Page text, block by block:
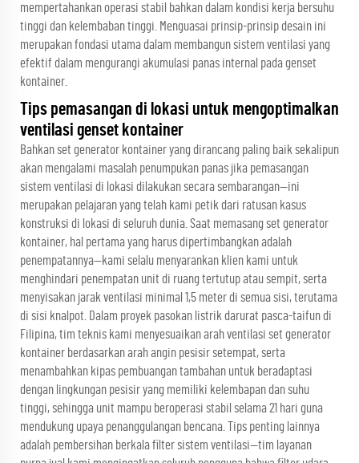
mempertahankan operasi stabil bahkan dalam kondisi kerja bersuhu
tinggi dan kelembaban tinggi. Menguasai prinsip-prinsip desain ini
merupakan fondasi utama dalam membangun sistem ventilasi yang
efektif dalam mengurangi akumulasi panas internal pada genset
kontainer.
Tips pemasangan di lokasi untuk mengoptimalkan
ventilasi genset kontainer
Bahkan set generator kontainer yang dirancang paling baik sekalipun
akan mengalami masalah penumpukan panas jika pemasangan
sistem ventilasi di lokasi dilakukan secara sembarangan—ini
merupakan pelajaran yang telah kami petik dari ratusan kasus
konstruksi di lokasi di seluruh dunia. Saat memasang set generator
kontainer, hal pertama yang harus dipertimbangkan adalah
penempatannya—kami selalu menyarankan klien kami untuk
menghindari penempatan unit di ruang tertutup atau sempit, serta
menyisakan jarak ventilasi minimal 1,5 meter di semua sisi, terutama
di sisi knalpot. Dalam proyek pasokan listrik darurat pasca-taifun di
Filipina, tim teknis kami menyesuaikan arah ventilasi set generator
kontainer berdasarkan arah angin pesisir setempat, serta
menambahkan kipas pembuangan tambahan untuk beradaptasi
dengan lingkungan pesisir yang memiliki kelembapan dan suhu
tinggi, sehingga unit mampu beroperasi stabil selama 21 hari guna
mendukung upaya penanggulangan bencana. Tips penting lainnya
adalah pembersihan berkala filter sistem ventilasi—tim layanan